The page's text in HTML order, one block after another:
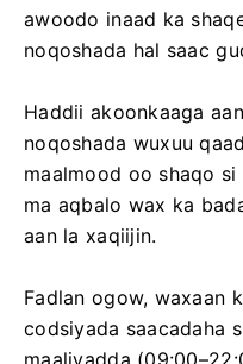
awoodo inaad ka
noqoshada hal saac
Haddii akoonkaaga
noqoshada wuxuu
maalmood oo shaqo
ma aqbalo wax ka
aan la xaqiijin.
Fadlan ogow, waxaan
codsiyada saacadaha